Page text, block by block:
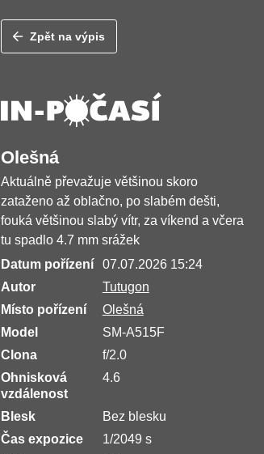
Zpět na výpis
Olešná
Aktuálně převažuje většinou skoro
zataženo až oblačno, po slabém dešti,
fouká většinou slabý vítr, za víkend a včera
tu spadlo 4.7 mm srážek
Datum pořízení
07.07.2026 15:24
Autor
Tutugon
Místo pořízení
Olešná
Model
SM-A515F
Clona
f/2.0
Ohnisková
vzdálenost
4.6
Blesk
Bez blesku
Čas expozice
1/2049 s